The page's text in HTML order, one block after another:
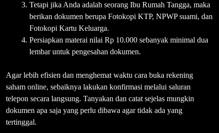
Tetapi jika Anda adalah seorang Ibu Rumah Tangga, maka
berikan dokumen berupa Fotokopi KTP, NPWP suami, dan
Fotokopi Kartu Keluarga.
Persiapkan materai nilai Rp 10.000 sebanyak minimal dua
lembar untuk pengesahan dokumen.
Agar lebih efisien dan menghemat waktu cara buka rekening
saham online, sebaiknya lakukan konfirmasi melalui saluran
telepon secara langsung. Tanyakan dan catat sejelas mungkin
dokumen apa saja yang perlu dibawa agar tidak ada yang
tertinggal.